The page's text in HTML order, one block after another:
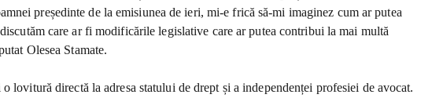
președinte de la emisiunea de ieri, mi-e frică să-mi imaginez cum ar putea
care ar fi modificările legislative care ar putea contribui la mai multă
Olesea Stamate.
lovitură directă la adresa statului de drept și a independenței profesiei de avocat.